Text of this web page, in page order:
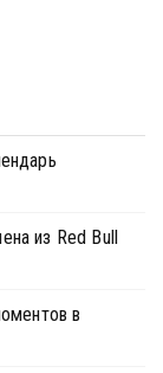
из Red Bull
в